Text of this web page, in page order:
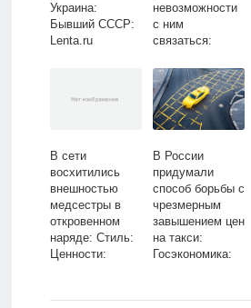
Украина:
Бывший СССР:
Lenta.ru
невозможности
с ним
связаться:
суд: Силовые
структуры:
Lenta.ru
В сети
восхитились
внешностью
медсестры в
откровенном
наряде: Стиль:
Ценности:
В России
придумали
способ борьбы с
чрезмерным
завышением цен
на такси:
Госэкономика: